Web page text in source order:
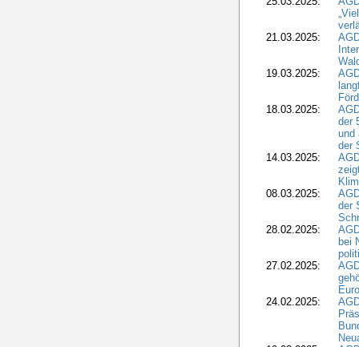
21.03.2025:
19.03.2025:
18.03.2025:
der
und
der
14.03.2025:
08.03.2025:
der
28.02.2025:
bei
27.02.2025:
24.02.2025: